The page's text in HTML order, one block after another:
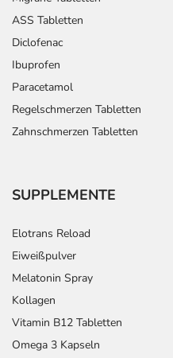
ASS Tabletten
Diclofenac
Ibuprofen
Paracetamol
Regelschmerzen Tabletten
Zahnschmerzen Tabletten
SUPPLEMENTE
Elotrans Reload
Eiweißpulver
Melatonin Spray
Kollagen
Vitamin B12 Tabletten
Omega 3 Kapseln